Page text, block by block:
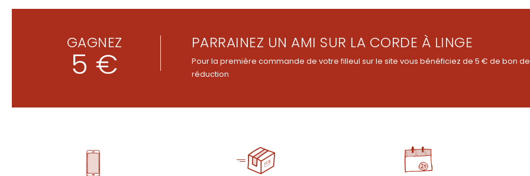
GAGNEZ
5 €
PARRAINEZ UN AMI SUR LA CORDE À LINGE
Pour la première commande de votre filleul sur le site vous bénéficiez de 5 € de bon de
réduction